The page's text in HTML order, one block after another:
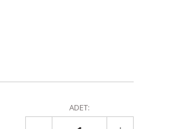
ADET: